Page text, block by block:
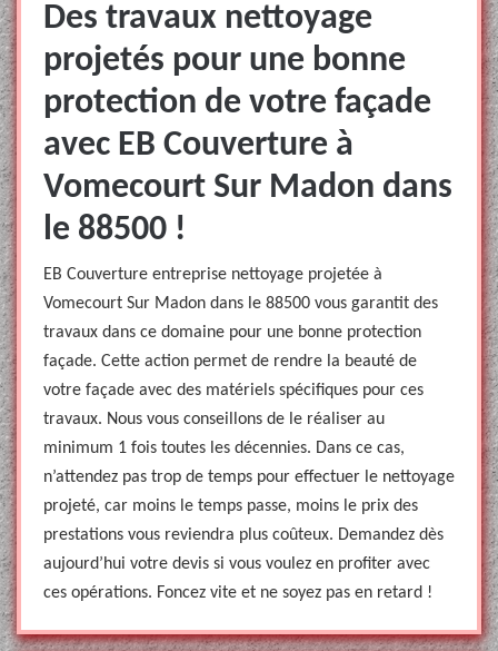
Des travaux nettoyage
projetés pour une bonne
protection de votre façade
avec EB Couverture à
Vomecourt Sur Madon dans
le 88500 !
EB Couverture entreprise nettoyage projetée à
Vomecourt Sur Madon dans le 88500 vous garantit des
travaux dans ce domaine pour une bonne protection
façade. Cette action permet de rendre la beauté de
votre façade avec des matériels spécifiques pour ces
travaux. Nous vous conseillons de le réaliser au
minimum 1 fois toutes les décennies. Dans ce cas,
n’attendez pas trop de temps pour effectuer le nettoyage
projeté, car moins le temps passe, moins le prix des
prestations vous reviendra plus coûteux. Demandez dès
aujourd’hui votre devis si vous voulez en profiter avec
ces opérations. Foncez vite et ne soyez pas en retard !